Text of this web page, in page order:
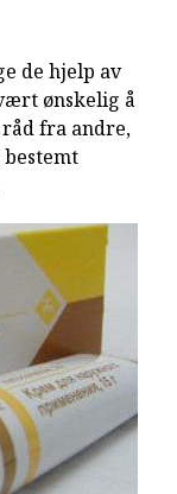
de hjelp av
ønskelig å
fra andre,